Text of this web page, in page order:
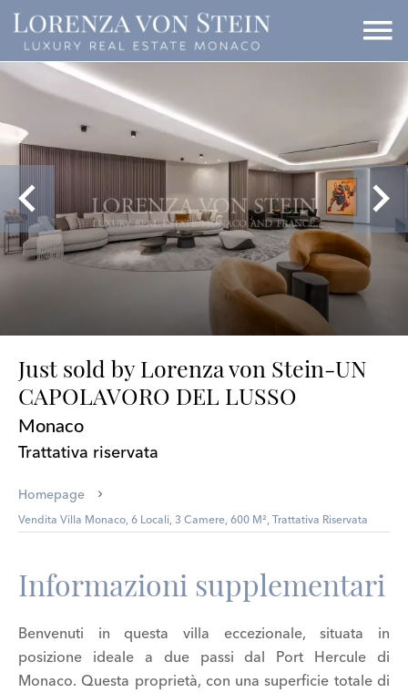
Just sold by Lorenza von Stein-UN
CAPOLAVORO DEL LUSSO
Monaco
Trattativa riservata
Homepage
Vendita Villa Monaco, 6 Locali, 3 Camere, 600 M², Trattativa Riservata
Informazioni supplementari
Benvenuti in questa villa eccezionale, situata in
posizione ideale a due passi dal Port Hercule di
Monaco. Questa proprietà, con una superficie totale di